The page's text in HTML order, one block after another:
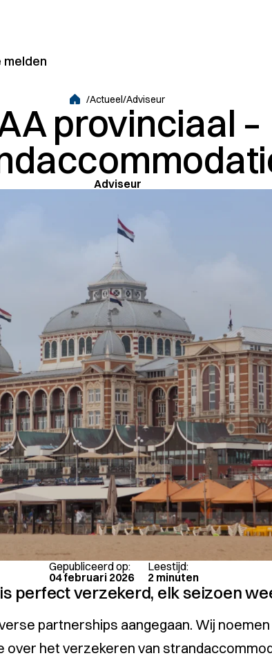
melden
/Actueel/Adviseur
provinciaal –
Adviseur
Gepubliceerd op:
04 februari 2026
Leestijd:
2 minuten
perfect verzekerd, elk seizoen
partnerships aangegaan. Wij
over het verzekeren van